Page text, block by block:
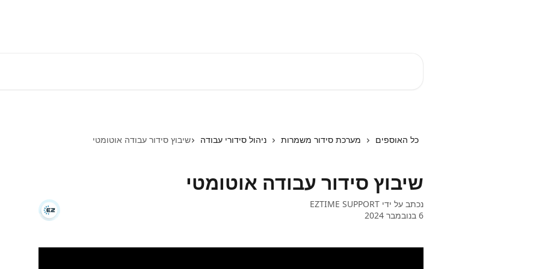
כל האוספים מערכת סידור משמרות ניהול סידורי עבודה שיבוץ סידור עבודה אוטומטי
שיבוץ סידור עבודה אוטומטי
נכתב על ידי EZTIME SUPPORT
6 בנובמבר 2024